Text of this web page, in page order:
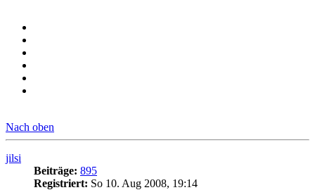
Nach oben
jilsi
Beiträge: 895
Registriert: So 10. Aug 2008, 19:14